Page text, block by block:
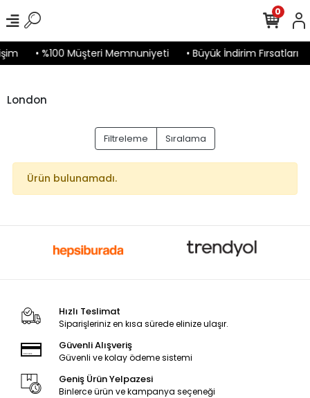
• %100 Müşteri Memnuniyeti • Büyük İndirim Fırsatları
0
London
Filtreleme Sıralama
Ürün bulunamadı.
Hızlı Teslimat
Siparişleriniz en kısa sürede elinize ulaşır.
Güvenli Alışveriş
Güvenli ve kolay ödeme sistemi
Geniş Ürün Yelpazesi
Binlerce ürün ve kampanya seçeneği